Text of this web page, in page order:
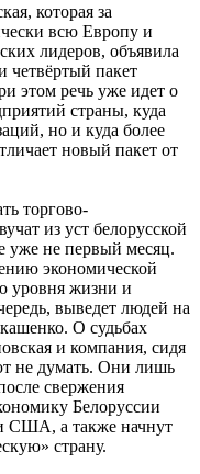
которая за
всю Европу и
лидеров, объявила
четвёртый пакет
этом речь уже идет о
страны, куда
но и куда более
новый пакет от
торгово-
из уст белорусской
уже не первый месяц.
экономической
уровня жизни и
выведет людей на
О судьбах
и компания, сидя
не думать. Они лишь
свержения
Белоруссии
США, а также начнут
страну.